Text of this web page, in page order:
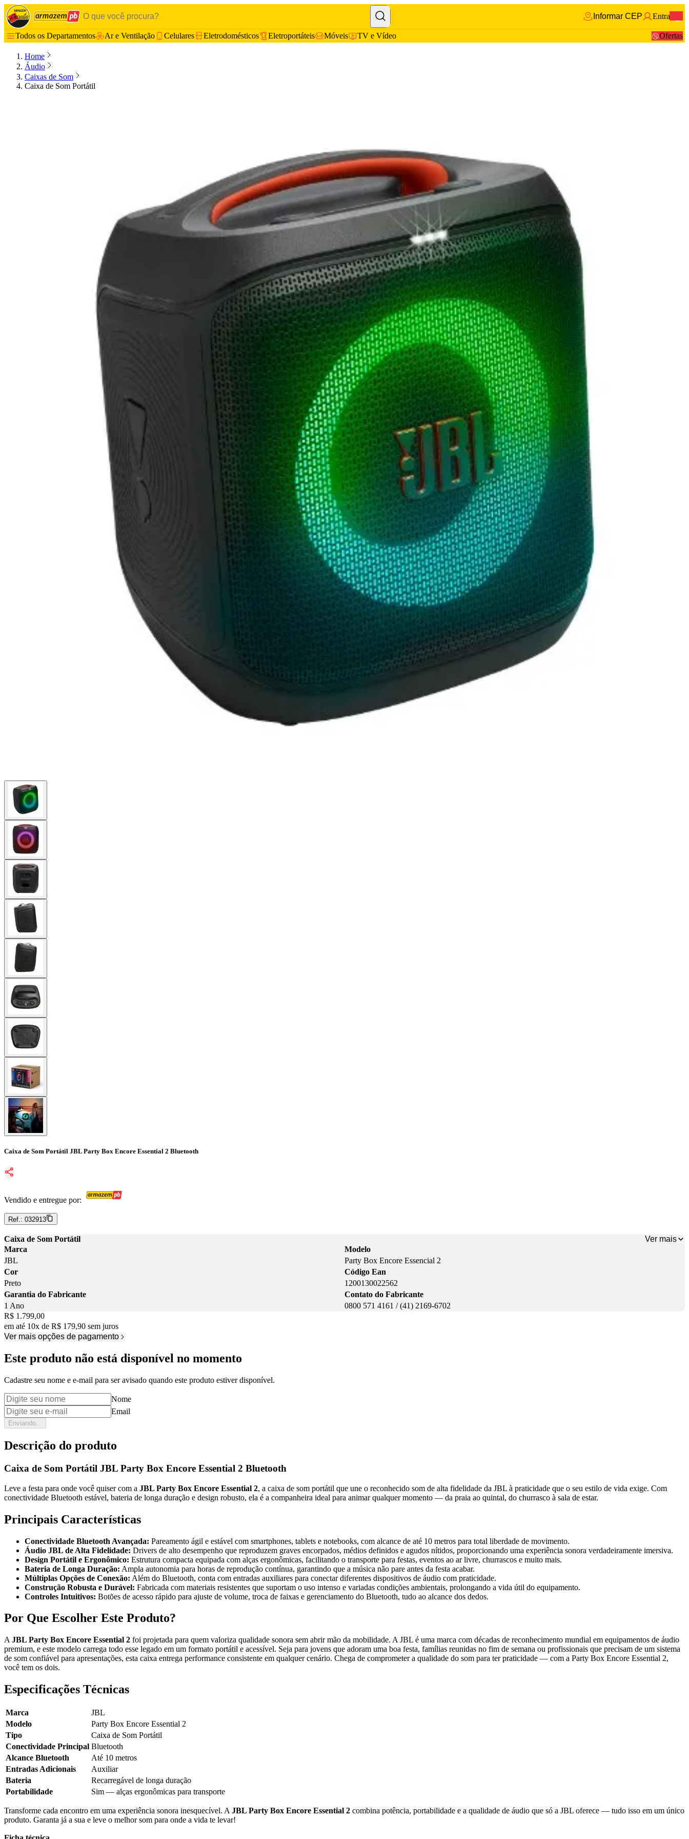
Informar CEP Entrar
Todos os Departamentos Ar e Ventilação Celulares Eletrodomésticos Eletroportáteis Móveis TV e Vídeo Ofertas
Home
Áudio
Caixas de Som
Caixa de Som Portátil
Caixa de Som Portátil JBL Party Box Encore Essential 2 Bluetooth
Vendido e entregue por:
Ref.: 032913
Caixa de Som Portátil
Ver mais
Marca
JBL
Modelo
Party Box Encore Essencial 2
Cor
Preto
Código Ean
1200130022562
Garantia do Fabricante
1 Ano
Contato do Fabricante
0800 571 4161 / (41) 2169-6702
Price:
R$ 1.799,00
em até 10x de R$ 179,90 sem juros
Ver mais opções de pagamento
Este produto não está disponível no momento
Cadastre seu nome e e-mail para ser avisado quando este produto estiver disponível.
Nome
Email
Enviando...
Descrição do produto
Caixa de Som Portátil JBL Party Box Encore Essential 2 Bluetooth
Leve a festa para onde você quiser com a JBL Party Box Encore Essential 2, a caixa de som portátil que une o reconhecido som de alta fidelidade da JBL à praticidade que o seu estilo de vida exige. Com
conectividade Bluetooth estável, bateria de longa duração e design robusto, ela é a companheira ideal para animar qualquer momento — da praia ao quintal, do churrasco à sala de estar.
Principais Características
Conectividade Bluetooth Avançada: Pareamento ágil e estável com smartphones, tablets e notebooks, com alcance de até 10 metros para total liberdade de movimento.
Áudio JBL de Alta Fidelidade: Drivers de alto desempenho que reproduzem graves encorpados, médios definidos e agudos nítidos, proporcionando uma experiência sonora verdadeiramente imersiva.
Design Portátil e Ergonômico: Estrutura compacta equipada com alças ergonômicas, facilitando o transporte para festas, eventos ao ar livre, churrascos e muito mais.
Bateria de Longa Duração: Ampla autonomia para horas de reprodução contínua, garantindo que a música não pare antes da festa acabar.
Múltiplas Opções de Conexão: Além do Bluetooth, conta com entradas auxiliares para conectar diferentes dispositivos de áudio com praticidade.
Construção Robusta e Durável: Fabricada com materiais resistentes que suportam o uso intenso e variadas condições ambientais, prolongando a vida útil do equipamento.
Controles Intuitivos: Botões de acesso rápido para ajuste de volume, troca de faixas e gerenciamento do Bluetooth, tudo ao alcance dos dedos.
Por Que Escolher Este Produto?
A JBL Party Box Encore Essential 2 foi projetada para quem valoriza qualidade sonora sem abrir mão da mobilidade. A JBL é uma marca com décadas de reconhecimento mundial em equipamentos de áudio
premium, e este modelo carrega todo esse legado em um formato portátil e acessível. Seja para jovens que adoram uma boa festa, famílias reunidas no fim de semana ou profissionais que precisam de um sistema
de som confiável para apresentações, esta caixa entrega performance consistente em qualquer cenário. Chega de comprometer a qualidade do som para ter praticidade — com a Party Box Encore Essential 2,
você tem os dois.
Especificações Técnicas
Marca
JBL
Modelo
Party Box Encore Essential 2
Tipo
Caixa de Som Portátil
Conectividade Principal Bluetooth
Alcance Bluetooth
Até 10 metros
Entradas Adicionais
Auxiliar
Bateria
Recarregável de longa duração
Portabilidade
Sim — alças ergonômicas para transporte
Transforme cada encontro em uma experiência sonora inesquecível. A JBL Party Box Encore Essential 2 combina potência, portabilidade e a qualidade de áudio que só a JBL oferece — tudo isso em um único
produto. Garanta já a sua e leve o melhor som para onde a vida te levar!